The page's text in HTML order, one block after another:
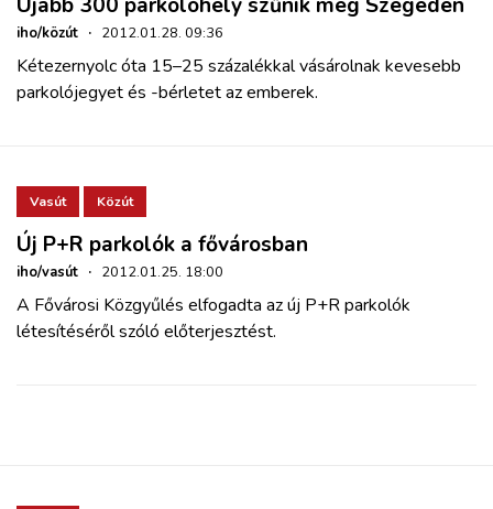
BLOG
WEBSHOP
BELÉPÉS
REGISZTRÁCIÓ
iho/közút · 2012.01.28. 09:36
Kétezernyolc óta 15–25 százalékkal vásárolnak kevesebb
parkolójegyet és -bérletet az emberek.
Vasút Közút
Új P+R parkolók a fővárosban
iho/vasút · 2012.01.25. 18:00
A Fővárosi Közgyűlés elfogadta az új P+R parkolók
létesítéséről szóló előterjesztést.